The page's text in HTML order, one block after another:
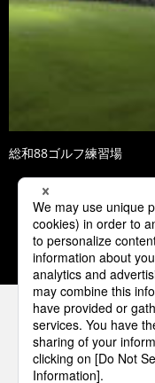
総和88ゴルフ練習場
1
パナソニッ